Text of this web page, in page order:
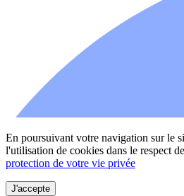
En poursuivant votre navigation sur le
l'utilisation de cookies dans le respect de
protection de votre vie privée
J'accepte